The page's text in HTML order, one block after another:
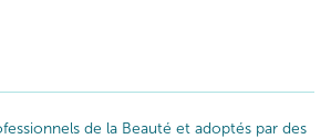
de la Beauté et adoptés par des